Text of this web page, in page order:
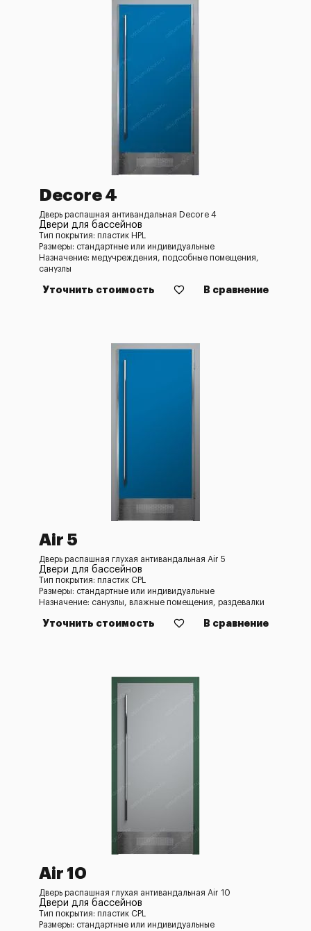
Decore 4
Дверь распашная антивандальная Decore 4
Двери для бассейнов
Тип покрытия: пластик HPL
Размеры: стандартные или индивидуальные
Назначение: медучреждения, подсобные помещения,
санузлы
Уточнить стоимость В сравнение
Air 5
Дверь распашная глухая антивандальная Air 5
Двери для бассейнов
Тип покрытия: пластик CPL
Размеры: стандартные или индивидуальные
Назначение: санузлы, влажные помещения, раздевалки
Уточнить стоимость В сравнение
Air 10
Дверь распашная глухая антивандальная Air 10
Двери для бассейнов
Тип покрытия: пластик CPL
Размеры: стандартные или индивидуальные